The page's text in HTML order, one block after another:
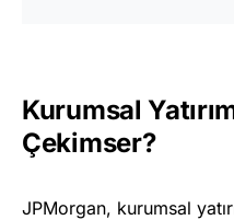
Kurumsal
Çekimser?
JPMorgan, kurumsal